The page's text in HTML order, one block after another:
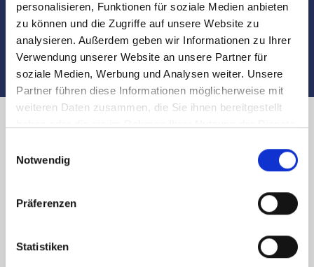
personalisieren, Funktionen für soziale Medien anbieten
zu können und die Zugriffe auf unsere Website zu
analysieren. Außerdem geben wir Informationen zu Ihrer
Verwendung unserer Website an unsere Partner für
soziale Medien, Werbung und Analysen weiter. Unsere
Partner führen diese Informationen möglicherweise mit
weiteren Daten zusammen, die Sie ihnen bereitgestellt
Notwendig
Präferenzen
Statistiken
Auch nach dem Verkauf sind wir für Sie da
Immobilienverkauf in Nürnberg
Käufer finden
Sie planen den
Nürnberg
? Sie möchten zügig und